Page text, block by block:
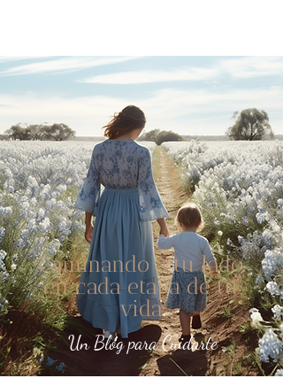
Caminando a tu lado
en cada etapa de tu
vida
Un Blog para Cuidarte